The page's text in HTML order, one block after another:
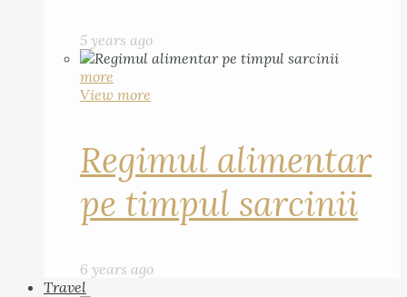
5 years ago
more
View more
Regimul alimentar
pe timpul sarcinii
6 years ago
Travel